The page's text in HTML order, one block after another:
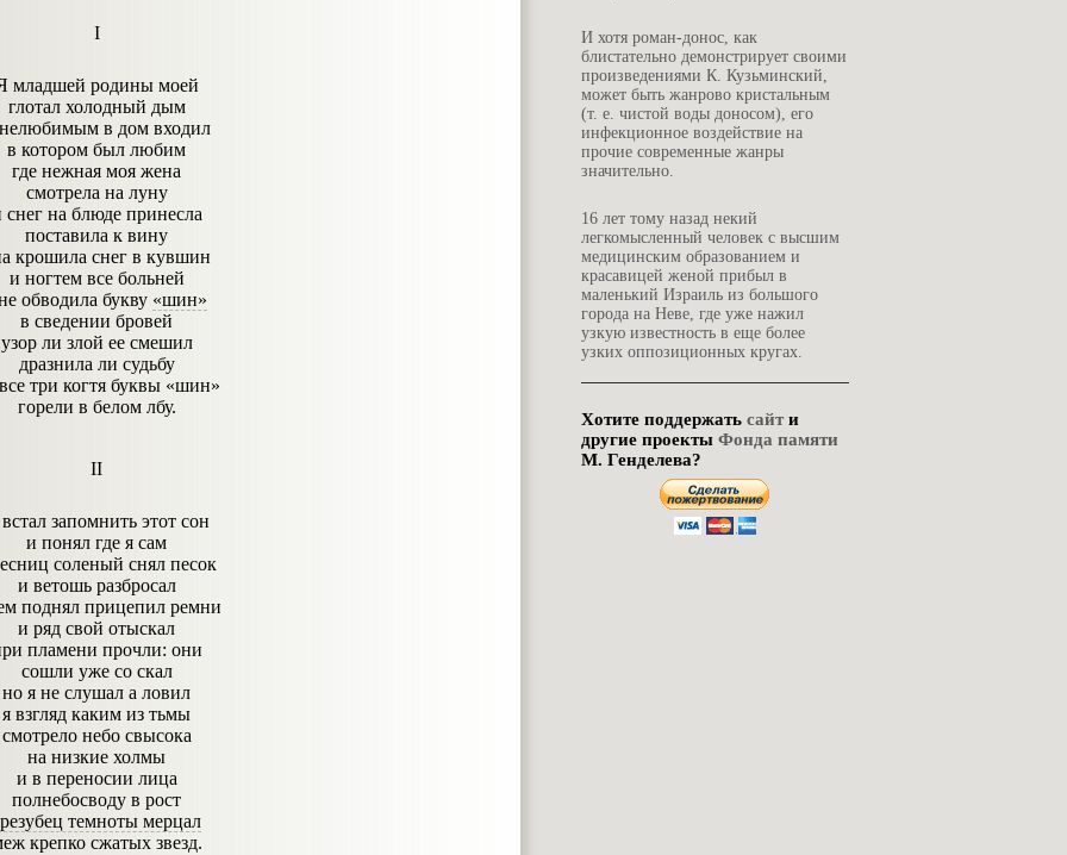
I
младшей родины моей
глотал холодный дым
в дом входил
в котором был любим
где нежная моя жена
смотрела на луну
снег на блюде принесла
поставила к вину
крошила снег в кувшин
и ногтем все больней
обводила букву «шин»
в сведении бровей
узор ли злой ее смешил
дразнила ли судьбу
три когтя буквы «шин»
горели в белом лбу.
II
запомнить этот сон
и понял где я сам
соленый снял песок
и ветошь разбросал
поднял прицепил ремни
и ряд свой отыскал
пламени прочли: они
сошли уже со скал
но я не слушал а ловил
я взгляд каким из тьмы
смотрело небо свысока
на низкие холмы
и в переносии лица
полнебосводу в рост
темноты мерцал
крепко сжатых звезд.
И хотя роман-донос, как
блистательно демонстрирует своими
произведениями К. Кузьминский,
может быть жанрово кристальным
(т. е. чистой воды доносом), его
инфекционное воздействие на
прочие современные жанры
значительно.
1 6 лет тому назад некий
легкомысленный человек с высшим
медицинским образованием и
красавицей женой прибыл в
маленький Израиль из большого
города на Неве, где уже нажил
узкую известность в еще более
узких оппозиционных кругах.
Хотите поддержать сайти
другие проекты Фонда памяти
М. Генделева?